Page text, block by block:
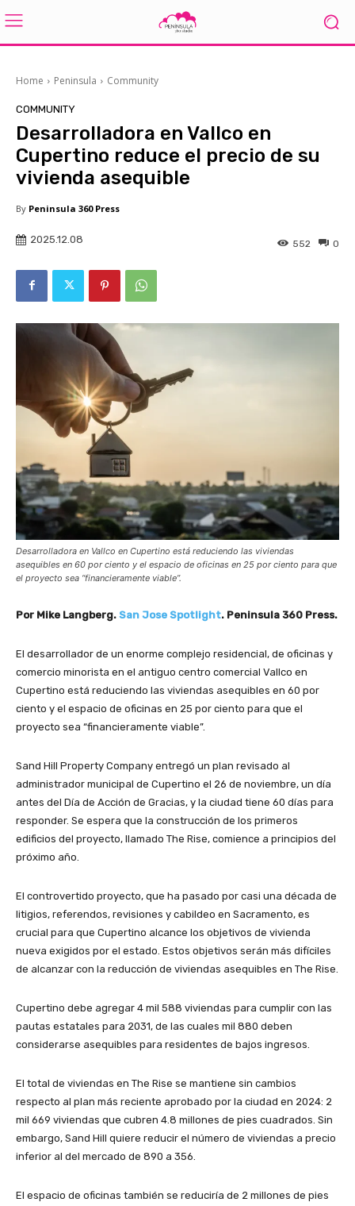
Home Peninsula Community
COMMUNITY
Desarrolladora en Vallco en
Cupertino reduce el precio de su
vivienda asequible
By Peninsula 360 Press
2025.12.08 0
552
Desarrolladora en Vallco en Cupertino está reduciendo las viviendas
asequibles en 60 por ciento y el espacio de oficinas en 25 por ciento para que
el proyecto sea “financieramente viable”.
Por Mike Langberg. San Jose Spotlight. Peninsula 360 Press.
El desarrollador de un enorme complejo residencial, de oficinas y
comercio minorista en el antiguo centro comercial Vallco en
Cupertino está reduciendo las viviendas asequibles en 60 por
ciento y el espacio de oficinas en 25 por ciento para que el
proyecto sea “financieramente viable”.
Sand Hill Property Company entregó un plan revisado al
administrador municipal de Cupertino el 26 de noviembre, un día
antes del Día de Acción de Gracias, y la ciudad tiene 60 días para
responder. Se espera que la construcción de los primeros
edificios del proyecto, llamado The Rise, comience a principios del
próximo año.
El controvertido proyecto, que ha pasado por casi una década de
litigios, referendos, revisiones y cabildeo en Sacramento, es
crucial para que Cupertino alcance los objetivos de vivienda
nueva exigidos por el estado. Estos objetivos serán más difíciles
de alcanzar con la reducción de viviendas asequibles en The Rise.
Cupertino debe agregar 4 mil 588 viviendas para cumplir con las
pautas estatales para 2031, de las cuales mil 880 deben
considerarse asequibles para residentes de bajos ingresos.
El total de viviendas en The Rise se mantiene sin cambios
respecto al plan más reciente aprobado por la ciudad en 2024: 2
mil 669 viviendas que cubren 4.8 millones de pies cuadrados. Sin
embargo, Sand Hill quiere reducir el número de viviendas a precio
inferior al del mercado de 890 a 356.
El espacio de oficinas también se reduciría de 2 millones de pies